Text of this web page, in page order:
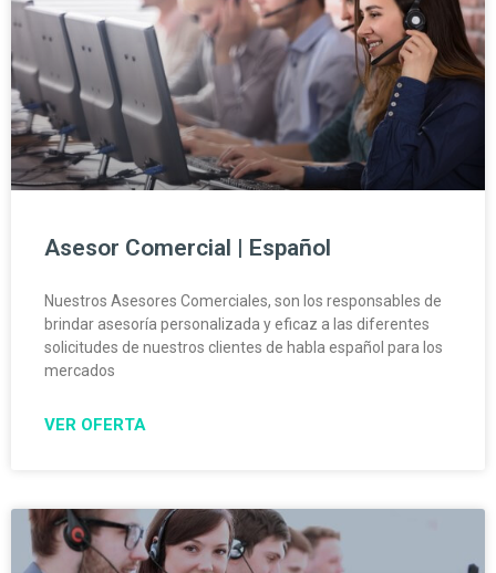
Asesor Comercial | Español
Nuestros Asesores Comerciales, son los responsables de
brindar asesoría personalizada y eficaz a las diferentes
solicitudes de nuestros clientes de habla español para los
mercados
VER OFERTA